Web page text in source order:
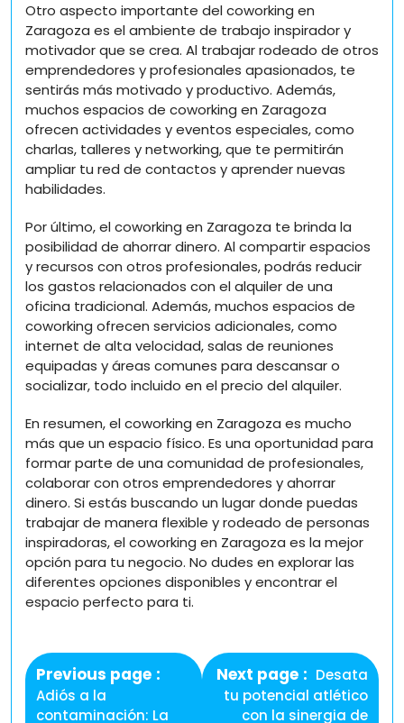
Otro aspecto importante del coworking en
Zaragoza es el ambiente de trabajo inspirador y
motivador que se crea. Al trabajar rodeado de otros
emprendedores y profesionales apasionados, te
sentirás más motivado y productivo. Además,
muchos espacios de coworking en Zaragoza
ofrecen actividades y eventos especiales, como
charlas, talleres y networking, que te permitirán
ampliar tu red de contactos y aprender nuevas
habilidades.
Por último, el coworking en Zaragoza te brinda la
posibilidad de ahorrar dinero. Al compartir espacios
y recursos con otros profesionales, podrás reducir
los gastos relacionados con el alquiler de una
oficina tradicional. Además, muchos espacios de
coworking ofrecen servicios adicionales, como
internet de alta velocidad, salas de reuniones
equipadas y áreas comunes para descansar o
socializar, todo incluido en el precio del alquiler.
En resumen, el coworking en Zaragoza es mucho
más que un espacio físico. Es una oportunidad para
formar parte de una comunidad de profesionales,
colaborar con otros emprendedores y ahorrar
dinero. Si estás buscando un lugar donde puedas
trabajar de manera flexible y rodeado de personas
inspiradoras, el coworking en Zaragoza es la mejor
opción para tu negocio. No dudes en explorar las
diferentes opciones disponibles y encontrar el
espacio perfecto para ti.
de
entradas
Previous page
Previous
Adiós a la
contaminación: La
Next page
Next
post:
Desata
tu potencial atlético
con la sinergia de